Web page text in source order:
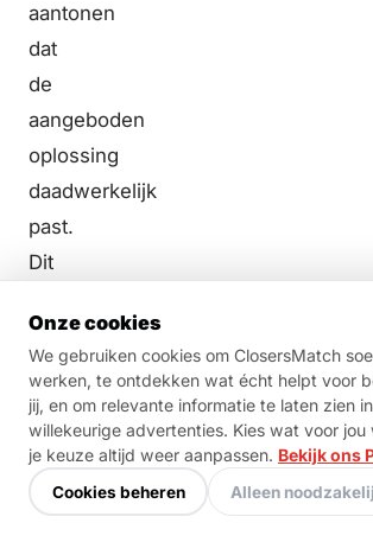
aantonen
dat
de
aangeboden
oplossing
daadwerkelijk
past.
Dit
om
vragen
stellen
en
luisteren,
niet
Onze cookies
We gebruiken cookies om ClosersMatch
werken, te ontdekken wat écht helpt voor
jij, en om relevante informatie te laten zien
willekeurige advertenties. Kies wat voor
je keuze altijd weer aanpassen. Bekijk ons
Cookies beheren Alleen